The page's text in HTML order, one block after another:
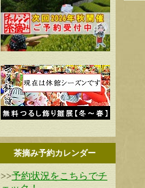
茶摘み予約カレンダー
>>予約状況をこちらでチ